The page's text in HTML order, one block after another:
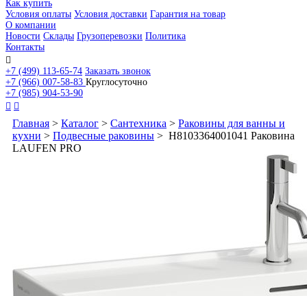
Как купить
Условия оплаты Условия доставки Гарантия на товар
О компании
Новости Склады Грузоперевозки Политика
Контакты

+7 (499) 113-65-74 Заказать звонок
+7 (966) 007-58-83 Круглосуточно
+7 (985) 904-53-90
 
Главная > Каталог > Сантехника > Раковины для ванны и
кухни > Подвесные раковины > H8103364001041 Раковина
LAUFEN PRO